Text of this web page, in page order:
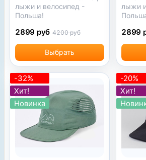
лыжи и велосипед -
Польша!
Выбрать
2899 руб 4200 руб
лыжи
2899
-32%
Хит!
Новинка
-20%
Хит!